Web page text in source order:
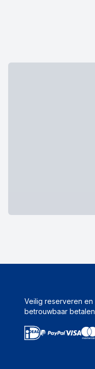
Veilig reserveren en
betrouwbaar betalen